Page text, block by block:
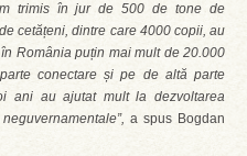
trimis în jur de 500 de tone de
cetățeni, dintre care 4000 copii, au
România puțin mai mult de 20.000
conectare și pe de altă parte
ani au ajutat mult la dezvoltarea
a spus Bogdan